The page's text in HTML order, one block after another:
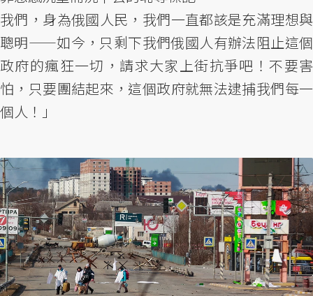
我們，身為俄國人民，我們一直都該是充滿理想與
聰明——如今，只剩下我們俄國人有辦法阻止這個
政府的瘋狂一切，請求大家上街抗爭吧！不要害
怕，只要團結起來，這個政府就無法逮捕我們每一
個人！」